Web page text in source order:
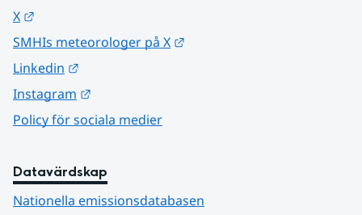
X
SMHIs meteorologer på X
Linkedin
Instagram
Policy för sociala medier
Datavärdskap
Nationella emissionsdatabasen